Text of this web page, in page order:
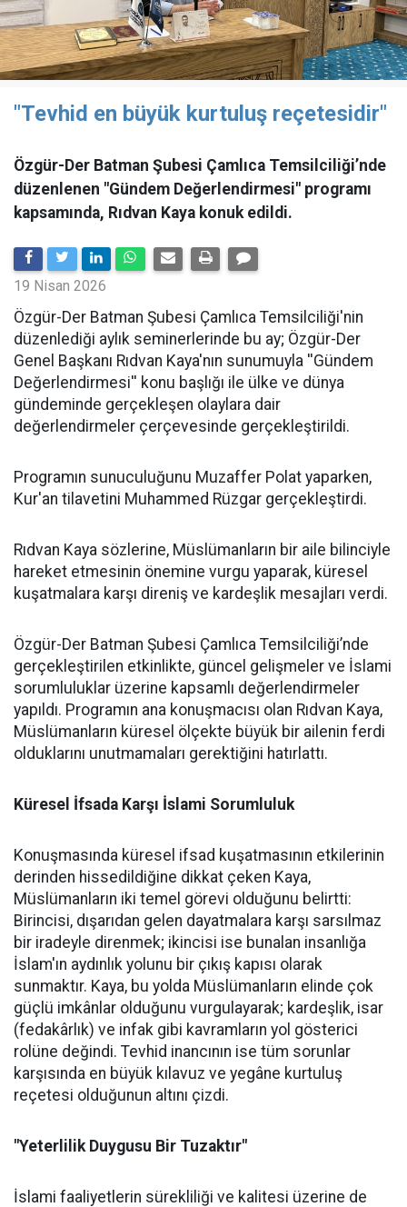
"Tevhid en büyük kurtuluş reçetesidir"
Özgür-Der Batman Şubesi Çamlıca Temsilciliği’nde
düzenlenen "Gündem Değerlendirmesi" programı
kapsamında, Rıdvan Kaya konuk edildi.
19 Nisan 2026
​Özgür-Der Batman Şubesi Çamlıca Temsilciliği'nin
düzenlediği aylık seminerlerinde bu ay; Özgür-Der
Genel Başkanı Rıdvan Kaya'nın sunumuyla ''Gündem
Değerlendirmesi'' konu başlığı ile ülke ve dünya
gündeminde gerçekleşen olaylara dair
değerlendirmeler çerçevesinde gerçekleştirildi.
Programın sunuculuğunu Muzaffer Polat yaparken,
Kur'an tilavetini Muhammed Rüzgar gerçekleştirdi.
Rıdvan Kaya sözlerine, Müslümanların bir aile bilinciyle
hareket etmesinin önemine vurgu yaparak, küresel
kuşatmalara karşı direniş ve kardeşlik mesajları verdi.
Özgür-Der Batman Şubesi Çamlıca Temsilciliği’nde
gerçekleştirilen etkinlikte, güncel gelişmeler ve İslami
sorumluluklar üzerine kapsamlı değerlendirmeler
yapıldı. Programın ana konuşmacısı olan Rıdvan Kaya,
Müslümanların küresel ölçekte büyük bir ailenin ferdi
olduklarını unutmamaları gerektiğini hatırlattı.
Küresel İfsada Karşı İslami Sorumluluk
Konuşmasında küresel ifsad kuşatmasının etkilerinin
derinden hissedildiğine dikkat çeken Kaya,
Müslümanların iki temel görevi olduğunu belirtti:
Birincisi, dışarıdan gelen dayatmalara karşı sarsılmaz
bir iradeyle direnmek; ikincisi ise bunalan insanlığa
İslam'ın aydınlık yolunu bir çıkış kapısı olarak
sunmaktır. Kaya, bu yolda Müslümanların elinde çok
güçlü imkânlar olduğunu vurgulayarak; kardeşlik, isar
(fedakârlık) ve infak gibi kavramların yol gösterici
rolüne değindi. Tevhid inancının ise tüm sorunlar
karşısında en büyük kılavuz ve yegâne kurtuluş
reçetesi olduğunun altını çizdi.
"Yeterlilik Duygusu Bir Tuzaktır"
İslami faaliyetlerin sürekliliği ve kalitesi üzerine de